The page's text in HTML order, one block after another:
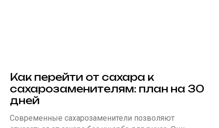
Как перейти от сахара к
сахарозаменителям: план на 30
дней
Современные сахарозаменители позволяют